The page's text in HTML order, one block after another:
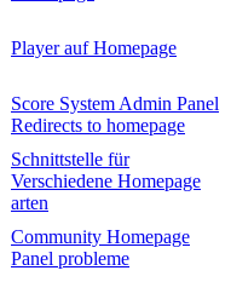
Player auf Homepage
Score System Admin Panel
Redirects to homepage
Schnittstelle für
Verschiedene Homepage
arten
Community Homepage
Panel probleme